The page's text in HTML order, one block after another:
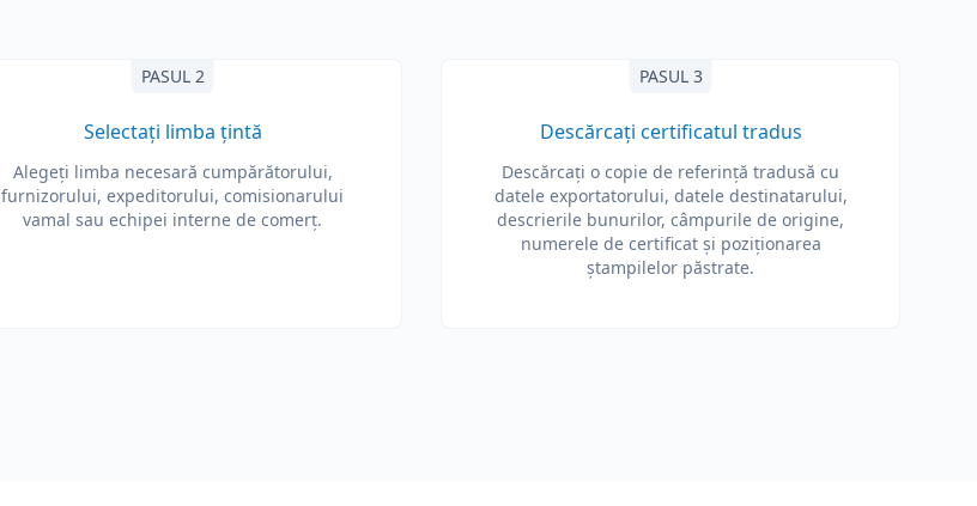
PASUL 2
Selectați limba țintă
Alegeți limba necesară cumpărătorului,
furnizorului, expeditorului, comisionarului
vamal sau echipei interne de comerț.
PASUL 3
Descărcați certificatul tradus
Descărcați o copie de referință tradusă cu
datele exportatorului, datele destinatarului,
descrierile bunurilor, câmpurile de origine,
numerele de certificat și poziționarea
ștampilelor păstrate.